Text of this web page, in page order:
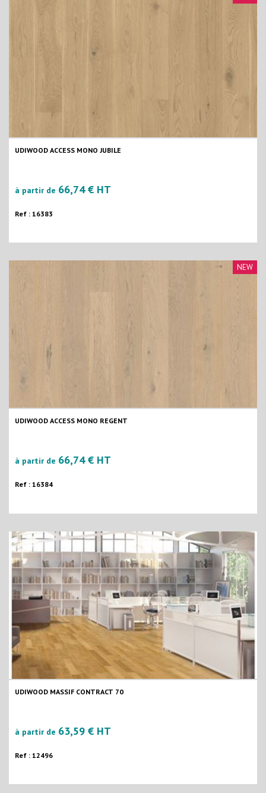
UDIWOOD ACCESS MONO JUBILE
à partir de 66,74 € HT
Ref : 16383
UDIWOOD ACCESS MONO REGENT
à partir de 66,74 € HT
NEW
Ref : 16384
UDIWOOD MASSIF CONTRACT 70
à partir de 63,59 € HT
Ref : 12496